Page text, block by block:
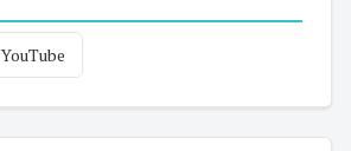
YouTube